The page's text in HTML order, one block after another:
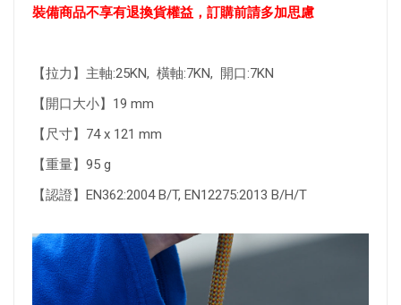
裝備商品不享有退換貨權益，訂購前請多加思慮
【拉力】主軸:25KN, 橫軸:7KN, 開口:7KN
【開口大小】19 mm
【尺寸】74 x 121 mm
【重量】95 g
【認證】EN362:2004 B/T, EN12275:2013 B/H/T